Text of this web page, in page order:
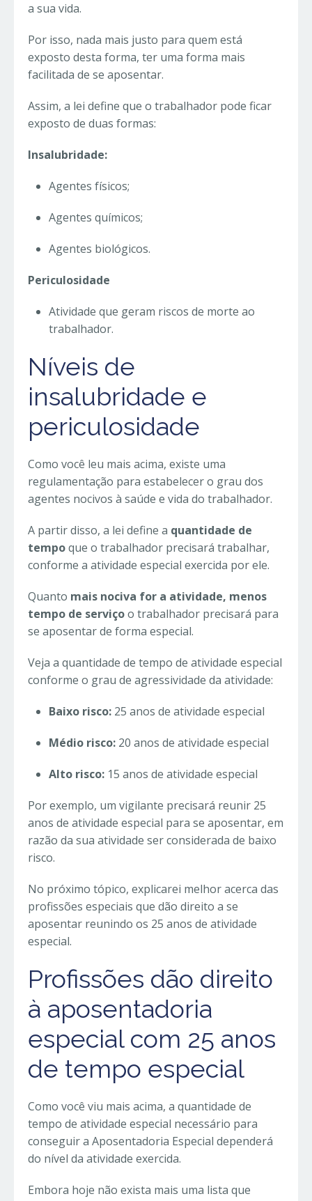
a sua vida.
Por isso, nada mais justo para quem está
exposto desta forma, ter uma forma mais
facilitada de se aposentar.
Assim, a lei define que o trabalhador pode ficar
exposto de duas formas:
Insalubridade:
Agentes físicos;
Agentes químicos;
Agentes biológicos.
Periculosidade
Atividade que geram riscos de morte ao
trabalhador.
Níveis de
insalubridade e
periculosidade
Como você leu mais acima, existe uma
regulamentação para estabelecer o grau dos
agentes nocivos à saúde e vida do trabalhador.
A partir disso, a lei define a quantidade de
tempoque o trabalhador precisará trabalhar,
conforme a atividade especial exercida por ele.
Quanto mais nociva for a atividade, menos
tempo de serviçoo trabalhador precisará para
se aposentar de forma especial.
Veja a quantidade de tempo de atividade especial
conforme o grau de agressividade da atividade:
Baixo risco: 25 anos de atividade especial
Médio risco: 20 anos de atividade especial
Alto risco: 15 anos de atividade especial
Por exemplo, um vigilante precisará reunir 25
anos de atividade especial para se aposentar, em
razão da sua atividade ser considerada de baixo
risco.
No próximo tópico, explicarei melhor acerca das
profissões especiais que dão direito a se
aposentar reunindo os 25 anos de atividade
especial.
Profissões dão direito
à aposentadoria
especial com 25 anos
de tempo especial
Como você viu mais acima, a quantidade de
tempo de atividade especial necessário para
conseguir a Aposentadoria Especial dependerá
do nível da atividade exercida.
Embora hoje não exista mais uma lista que